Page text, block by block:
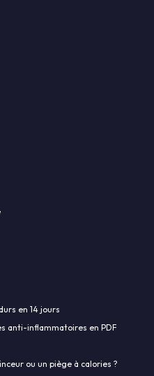
en 14 jours
anti-inflammatoires en PDF
ou un piège à calories ?